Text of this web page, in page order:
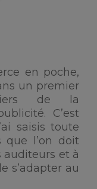
en poche,
un premier
de la
C’est
saisis toute
que l’on doit
auditeurs et à
s’adapter au